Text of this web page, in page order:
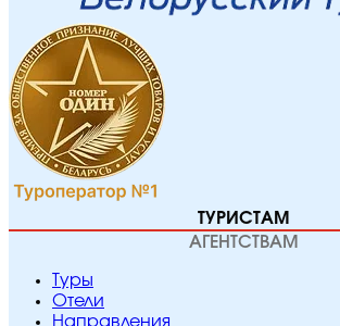
ТУРИСТАМ
АГЕНТСТВАМ
Туры
Отели
Направления